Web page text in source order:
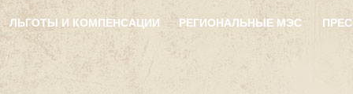
ЛЬГОТЫ И КОМПЕНСАЦИИ РЕГИОНАЛЬНЫЕ МЭС